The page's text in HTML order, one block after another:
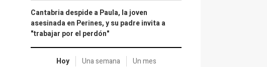
Cantabria despide a Paula, la joven
asesinada en Perines, y su padre invita a
"trabajar por el perdón"
Hoy Una semana Un mes